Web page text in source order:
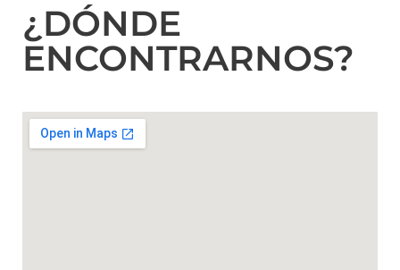
¿DÓNDE
ENCONTRARNOS?